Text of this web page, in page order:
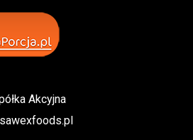
Akcyjna